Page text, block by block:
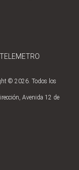
© 2026. Todos los
Avenida 12 de